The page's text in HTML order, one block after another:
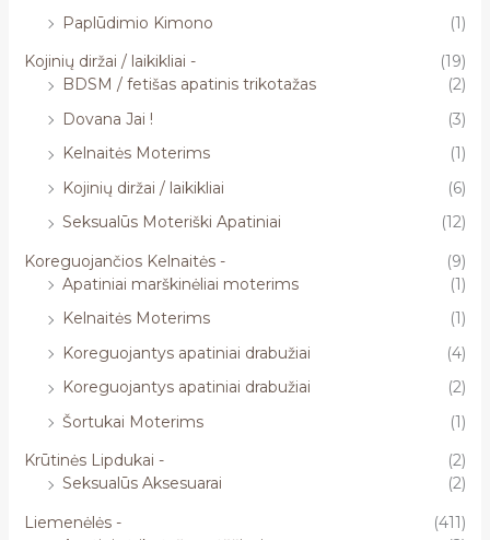
Paplūdimio Kimono
(1)
Kojinių diržai / laikikliai -
(19)
BDSM / fetišas apatinis trikotažas
(2)
Dovana Jai !
(3)
Kelnaitės Moterims
(1)
Kojinių diržai / laikikliai
(6)
Seksualūs Moteriški Apatiniai
(12)
Koreguojančios Kelnaitės -
(9)
Apatiniai marškinėliai moterims
(1)
Kelnaitės Moterims
(1)
Koreguojantys apatiniai drabužiai
(4)
Koreguojantys apatiniai drabužiai
(2)
Šortukai Moterims
(1)
Krūtinės Lipdukai -
(2)
Seksualūs Aksesuarai
(2)
Liemenėlės -
(411)